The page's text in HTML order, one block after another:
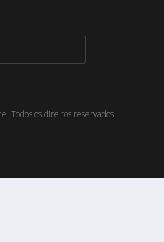
Todos os direitos reservados.